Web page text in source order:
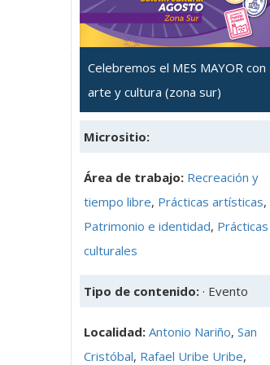
Celebremos el MES MAYOR con
arte y cultura (zona sur)
Micrositio:
Área de trabajo: Recreación y
tiempo libre, Prácticas artísticas,
Patrimonio e identidad, Prácticas
culturales
Tipo de contenido: · Evento
Localidad: Antonio Nariño, San
Cristóbal, Rafael Uribe Uribe,